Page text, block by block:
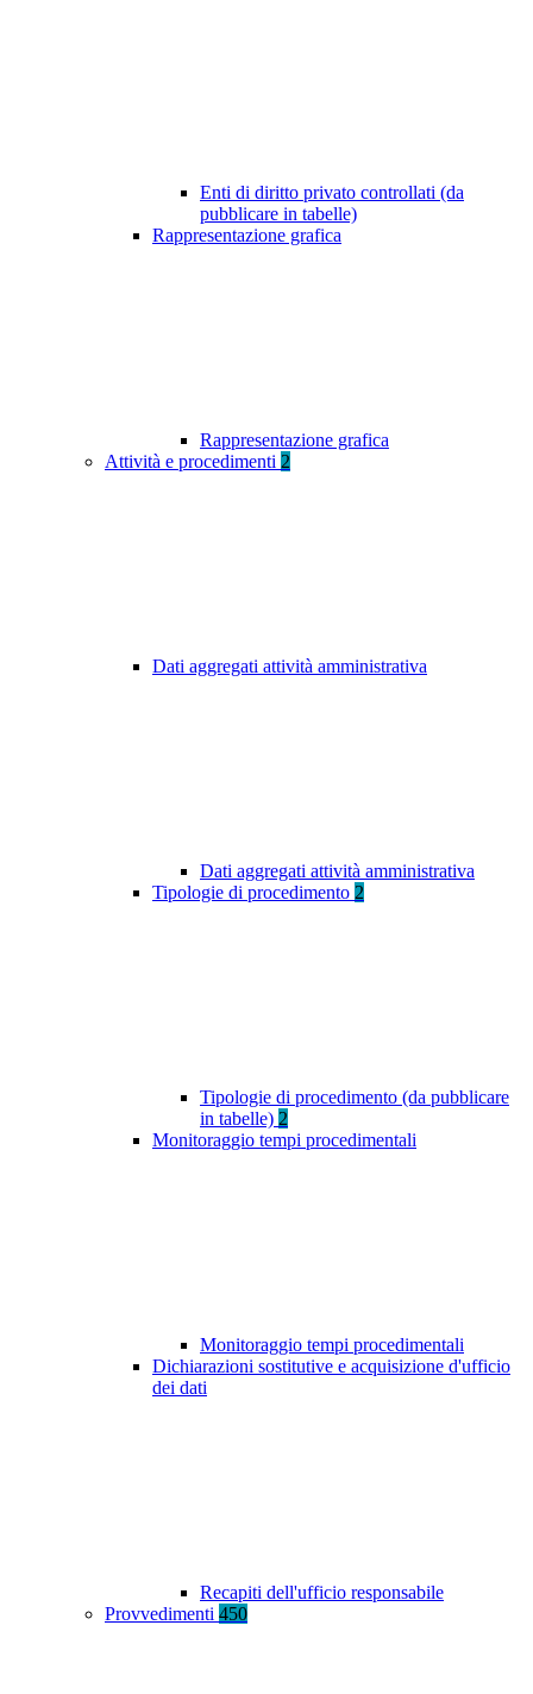
Enti di diritto privato controllati (da
pubblicare in tabelle)
Rappresentazione grafica
Rappresentazione grafica
Attività e procedimenti 2
Dati aggregati attività amministrativa
Dati aggregati attività amministrativa
Tipologie di procedimento 2
Tipologie di procedimento (da pubblicare
in tabelle) 2
Monitoraggio tempi procedimentali
Monitoraggio tempi procedimentali
Dichiarazioni sostitutive e acquisizione d'ufficio
dei dati
Recapiti dell'ufficio responsabile
Provvedimenti 450